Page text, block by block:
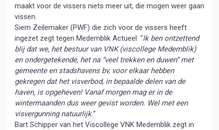
maakt voor de vissers niets meer uit, die mogen weer gaan
vissen.
Siem Zeilemaker (PWF) die zich voor de vissers heeft
ingezet zegt tegen Medemblik Actueel: “Ik ben ontzettend
blij dat we, het bestuur van VNK (viscollege Medemblik)
en ondergetekende, het na “veel trekken en duwen” met
gemeente en stadshavens bv, voor elkaar hebben
gekregen dat het visverbod, in bepaalde delen van de
haven, is opgeheven! Vanaf morgen mag er in de
wintermaanden dus weer gevist worden. Wel met een
visvergunning natuurlijk.”
Bart Schipper van het Viscollege VNK Medemblik zegt in